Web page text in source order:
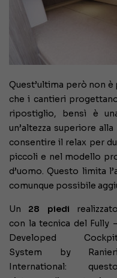
Quest’ultima però non
che i cantieri
ripostiglio, bensì è
un’altezza superiore
consentire il relax per
piccoli e nel modello
d’uomo. Questo limita
comunque possibile
Un 28 piedi realizzato
con la tecnica del Fully –
Developed
System by Ranieri
International: questo